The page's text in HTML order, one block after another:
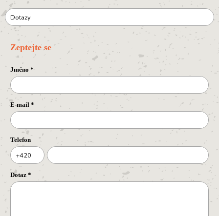
Dotazy
Zeptejte se
Jméno *
E-mail *
Telefon
+420
Dotaz *